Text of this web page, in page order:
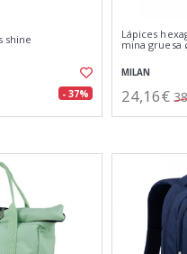
shine
- 37%
Lápices
mina gruesa
MILAN
24,16€